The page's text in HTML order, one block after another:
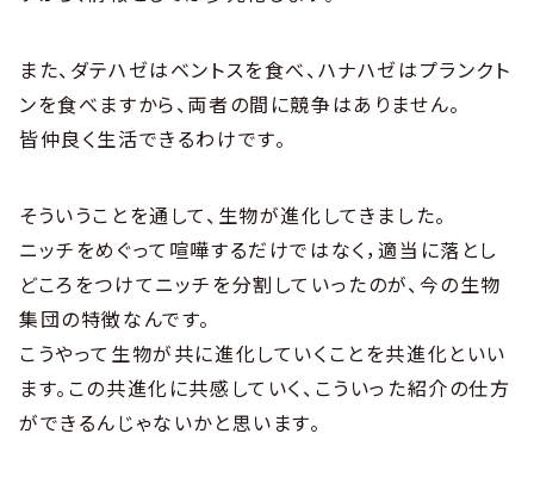
また、ダテハゼはベントスを食べ、ハナハゼはプランクト
ンを食べますから、両者の間に競争はありません。
皆仲良く生活できるわけです。
そういうことを通して、生物が進化してきました。
ニッチをめぐって喧嘩するだけではなく，適当に落とし
どころをつけてニッチを分割していったのが、今の生物
集団の特徴なんです。
こうやって生物が共に進化していくことを共進化といい
ます。この共進化に共感していく、こういった紹介の仕方
ができるんじゃないかと思います。